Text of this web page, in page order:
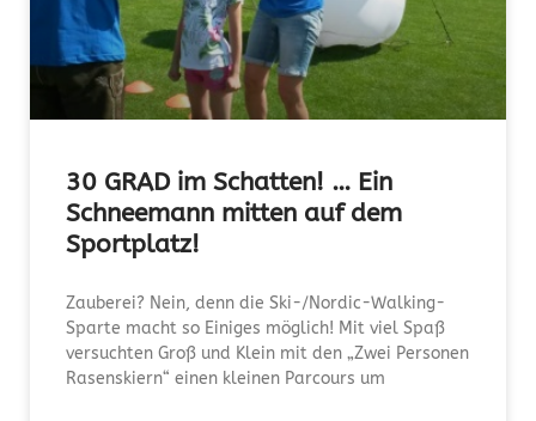
30 GRAD im Schatten! … Ein
Schneemann mitten auf dem
Sportplatz!
Zauberei? Nein, denn die Ski-/Nordic-Walking-
Sparte macht so Einiges möglich! Mit viel Spaß
versuchten Groß und Klein mit den „Zwei Personen
Rasenskiern“ einen kleinen Parcours um